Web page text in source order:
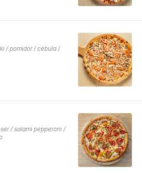
/ pomidor / cebula /
/ salami pepperoni /